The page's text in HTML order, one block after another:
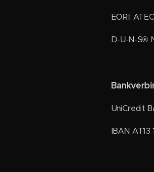
EORI:
D-U-N-S®
UniCredit
IBAN